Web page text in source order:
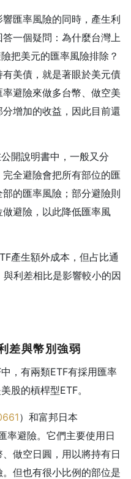
匯率風險的同時，產生利
一個疑問：為什麼台灣上
把美元的匯率風險排除？
美債，就是著眼於美元債
避險來做多台幣、做空美
增加的收益，因此目前還
開說明書中，一般又分
完全避險會把所有部位的匯
的匯率風險；部分避險則
避險，以此降低匯率風
產生額外成本，但占比通
利差相比是影響較小的因
差與幣別強弱
，有兩類ETF有採用匯率
股的槓桿型ETF。
）和富邦日本
率避險。它們主要使用日
做空日圓，用以將持有日
但也有很小比例的部位是